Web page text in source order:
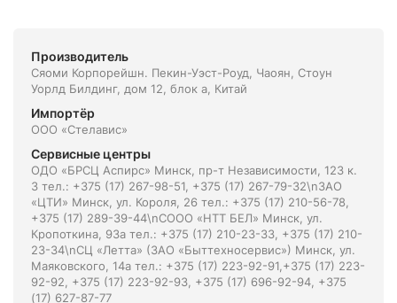
Производитель
Сяоми Корпорейшн. Пекин-Уэст-Роуд, Чаоян, Стоун
Уорлд Билдинг, дом 12, блок а, Китай
Импортёр
ООО «Стелавис»
Сервисные центры
ОДО «БРСЦ Аспирс» Минск, пр-т Независимости, 123 к.
3 тел.: +375 (17) 267-98-51, +375 (17) 267-79-32\nЗАО
«ЦТИ» Минск, ул. Короля, 26 тел.: +375 (17) 210-56-78,
+375 (17) 289-39-44\nСООО «НТТ БЕЛ» Минск, ул.
Кропоткина, 93а тел.: +375 (17) 210-23-33, +375 (17) 210-
23-34\nСЦ «Летта» (ЗАО «Быттехносервис») Минск, ул.
Маяковского, 14а тел.: +375 (17) 223-92-91,+375 (17) 223-
92-92, +375 (17) 223-92-93, +375 (17) 696-92-94, +375
(17) 627-87-77